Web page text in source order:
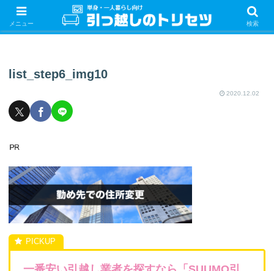
単身・一人暮らしの引っ越しをするときの手続き・やることを紹介！サクッと
引っ越しをしましょう♪
list_step6_img10
2020.12.02
メニュー 検索